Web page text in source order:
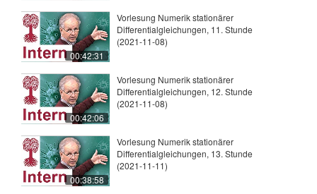
00:42:31
Vorlesung Numerik stationärer
Differentialgleichungen, 11. Stunde
(2021-11-08)
00:42:06
Vorlesung Numerik stationärer
Differentialgleichungen, 12. Stunde
(2021-11-08)
00:38:58
Vorlesung Numerik stationärer
Differentialgleichungen, 13. Stunde
(2021-11-11)